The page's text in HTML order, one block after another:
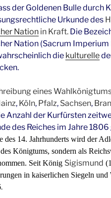
der Goldenen Bulle durch
Urkunde des
Nation in Kraft. Die
Nation (Sacrum
die kulturelle
eines
, Köln, Pfalz, Sachsen,
Anzahl der Kurfürsten
des Reiches im Jahre
des 14. Jahrhunderts wird der
Königtums, sondern als
Seit König Sigismund
in kaiserlichen Siegeln
.